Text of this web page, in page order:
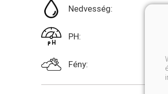
Nedvesség:
PH:
Fény: